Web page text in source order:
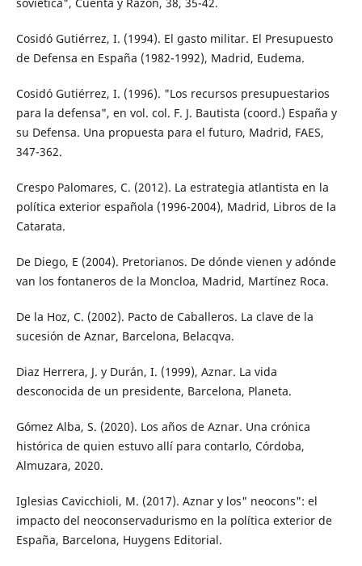
soviética", Cuenta y Razón, 38, 35-42.
Cosidó Gutiérrez, I. (1994). El gasto militar. El Presupuesto
de Defensa en España (1982-1992), Madrid, Eudema.
Cosidó Gutiérrez, I. (1996). "Los recursos presupuestarios
para la defensa", en vol. col. F. J. Bautista (coord.) España y
su Defensa. Una propuesta para el futuro, Madrid, FAES,
347-362.
Crespo Palomares, C. (2012). La estrategia atlantista en la
política exterior española (1996-2004), Madrid, Libros de la
Catarata.
De Diego, E (2004). Pretorianos. De dónde vienen y adónde
van los fontaneros de la Moncloa, Madrid, Martínez Roca.
De la Hoz, C. (2002). Pacto de Caballeros. La clave de la
sucesión de Aznar, Barcelona, Belacqva.
Diaz Herrera, J. y Durán, I. (1999), Aznar. La vida
desconocida de un presidente, Barcelona, Planeta.
Gómez Alba, S. (2020). Los años de Aznar. Una crónica
histórica de quien estuvo allí para contarlo, Córdoba,
Almuzara, 2020.
Iglesias Cavicchioli, M. (2017). Aznar y los" neocons": el
impacto del neoconservadurismo en la política exterior de
España, Barcelona, Huygens Editorial.